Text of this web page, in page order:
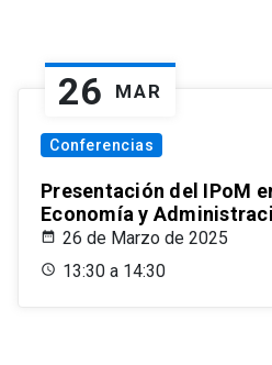
26 MAR
Conferencias
Presentación del IPoM
Economía y
26 de Marzo de 2025
13:30 a 14:30